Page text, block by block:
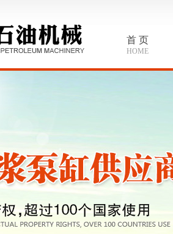
首 页
HOME